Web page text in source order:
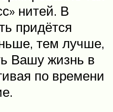
нитей. В
придётся
тем лучше,
Вашу жизнь в
по времени